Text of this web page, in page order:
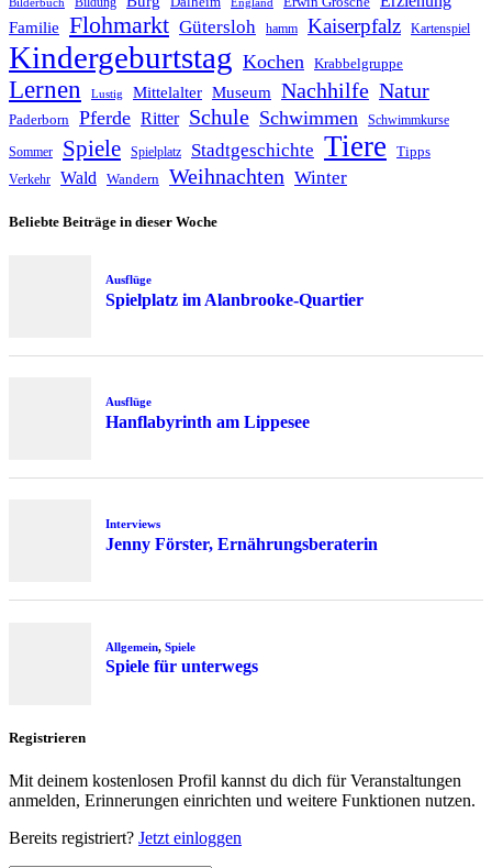
Familie Flohmarkt Gütersloh hamm Kaiserpfalz Kartenspiel
Kindergeburtstag Kochen Krabbelgruppe
Lernen Lustig Mittelalter Museum Nachhilfe Natur
Paderborn Pferde Ritter Schule Schwimmen Schwimmkurse
Sommer Spiele Spielplatz Stadtgeschichte Tiere Tipps
Verkehr Wald Wandern Weihnachten Winter
Beliebte Beiträge in dieser Woche
Ausflüge
Spielplatz im Alanbrooke-Quartier
Ausflüge
Hanflabyrinth am Lippesee
Interviews
Jenny Förster, Ernährungsberaterin
Allgemein, Spiele
Spiele für unterwegs
Registrieren
Mit deinem kostenlosen Profil kannst du dich für Veranstaltungen
anmelden, Erinnerungen einrichten und weitere Funktionen nutzen.
Bereits registriert? Jetzt einloggen